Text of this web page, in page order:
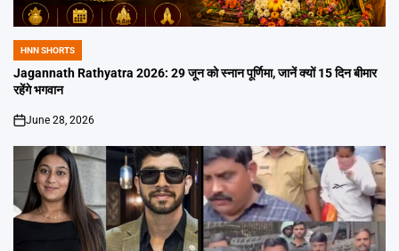
POSTED
IN
HNN SHORTS
Jagannath Rathyatra 2026: 29 जून को स्नान पूर्णिमा, जानें क्यों 15 दिन बीमार
रहेंगे भगवान
on
June 28, 2026